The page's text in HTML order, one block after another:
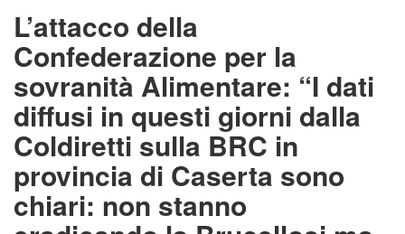
L’attacco della
Confederazione per la
sovranità Alimentare: “I dati
diffusi in questi giorni dalla
Coldiretti sulla BRC in
provincia di Caserta sono
chiari: non stanno